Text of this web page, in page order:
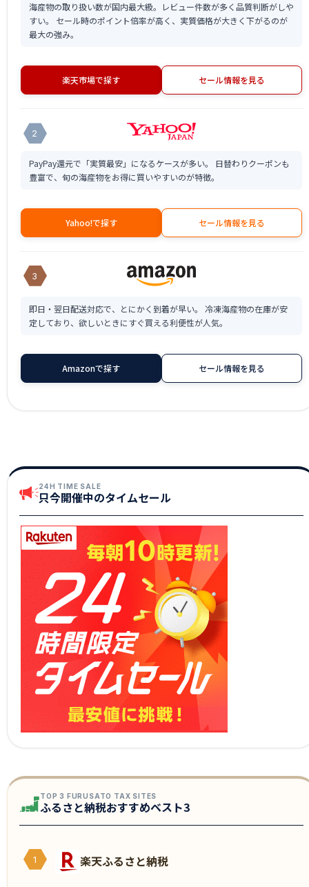
海産物の取り扱い数が国内最大級。レビュー件数が多く品質判断がしや
すい。 セール時のポイント倍率が高く、実質価格が大きく下がるのが
最大の強み。
楽天市場で探す セール情報を見る
2
PayPay還元で「実質最安」になるケースが多い。 日替わりクーポンも
豊富で、旬の海産物をお得に買いやすいのが特徴。
Yahoo!で探す セール情報を見る
3
即日・翌日配送対応で、とにかく到着が早い。 冷凍海産物の在庫が安
定しており、欲しいときにすぐ買える利便性が人気。
Amazonで探す セール情報を見る
24H TIME SALE
只今開催中のタイムセール
TOP 3 FURUSATO TAX SITES
ふるさと納税おすすめベスト3
1 楽天ふるさと納税